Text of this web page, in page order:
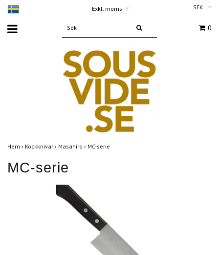
Exkl. moms ▾ SEK
0
Hem › Kockknivar › Masahiro › MC-serie
MC-serie